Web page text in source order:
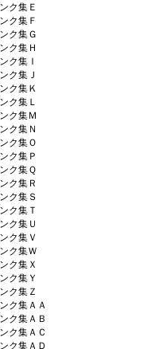
ク集Ｅ
ク集Ｆ
ク集Ｇ
ク集Ｈ
ク集Ｉ
ク集Ｊ
ク集Ｋ
ク集Ｌ
ク集Ｍ
ク集Ｎ
ク集Ｏ
ク集Ｐ
ク集Ｑ
ク集Ｒ
ク集Ｓ
ク集Ｔ
ク集Ｕ
ク集Ｖ
ク集Ｗ
ク集Ｘ
ク集Ｙ
ク集Ｚ
ク集ＡＡ
ク集ＡＢ
ク集ＡＣ
ク集ＡＤ